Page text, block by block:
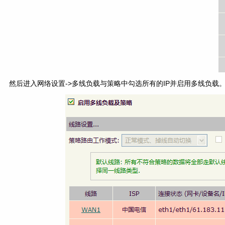
然后进入网络设置->多线负载与策略中勾选所有的IP并启用多线负载